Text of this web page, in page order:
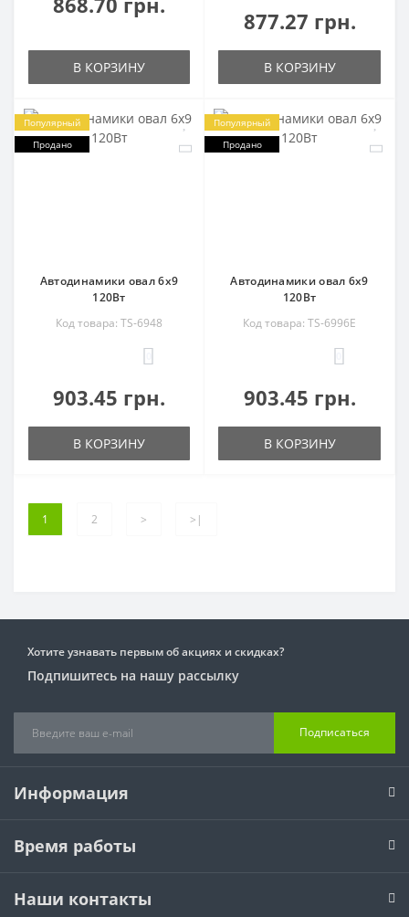
В КОРЗИНУ
877.27 грн.
В КОРЗИНУ
Популярный
Продано
Автодинамики овал 6x9
120Вт
Код товара: TS-6948
903.45 грн.
В КОРЗИНУ
Популярный
Продано
Автодинамики овал 6х9
120Вт
Код товара: TS-6996E
903.45 грн.
В КОРЗИНУ
1 2 > >|
Хотите узнавать первым об акциях и скидках?
Подпишитесь на нашу рассылку
Подписаться
Информация
Время работы
Наши контакты